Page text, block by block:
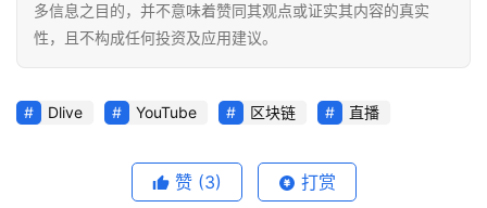
多信息之目的，并不意味着赞同其观点或证实其内容的真实
性，且不构成任何投资及应用建议。
Dlive YouTube 区块链 直播
赞 (3) 打赏